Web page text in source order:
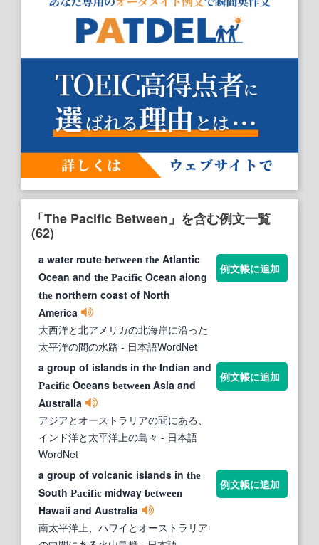
「The Pacific Between」を含む例文一覧
(62)
a water route between the Atlantic
Ocean and the Pacific Ocean along
the northern coast of North
America
大西洋と北アメリカの北海岸に沿った
太平洋の間の水路 - 日本語WordNet
例文帳に追加
a group of islands in the Indian and
Pacific Oceans between Asia and
Australia
アジアとオーストラリアの間にある、
インド洋と太平洋上の島々 - 日本語
WordNet
例文帳に追加
a group of volcanic islands in the
South Pacific midway between
Hawaii and Australia
南太平洋上、ハワイとオーストラリア
例文帳に追加